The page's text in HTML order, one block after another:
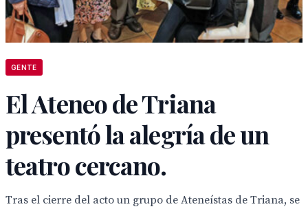
GENTE
El Ateneo de Triana
presentó la alegría de un
teatro cercano.
Tras el cierre del acto un grupo de Ateneístas de Triana, se